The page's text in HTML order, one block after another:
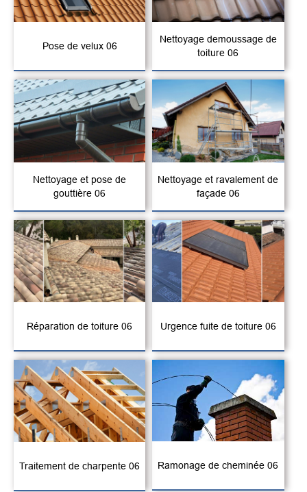
Pose de velux 06
Nettoyage demoussage de
toiture 06
Nettoyage et pose de
gouttière 06
Nettoyage et ravalement de
façade 06
Réparation de toiture 06 Urgence fuite de toiture 06
Traitement de charpente 06 Ramonage de cheminée 06